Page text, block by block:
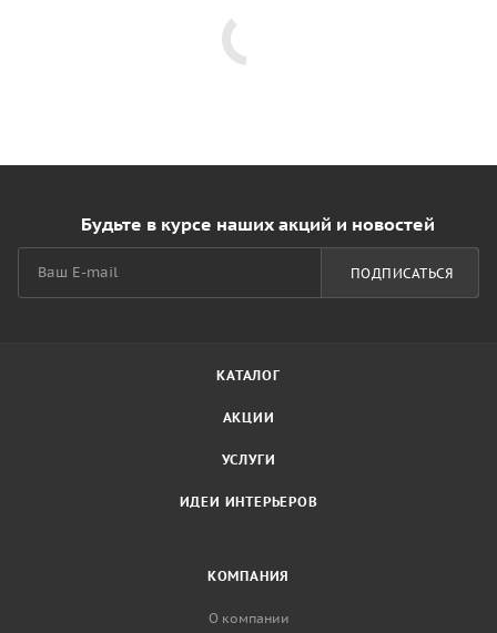
Будьте в курсе наших акций и новостей
ПОДПИСАТЬСЯ
КАТАЛОГ
АКЦИИ
УСЛУГИ
ИДЕИ ИНТЕРЬЕРОВ
КОМПАНИЯ
О компании